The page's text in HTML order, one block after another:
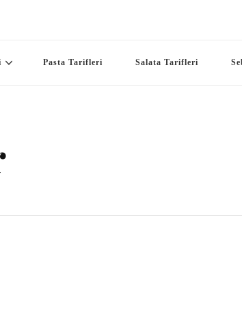
Pasta Tarifleri Salata Tarifleri